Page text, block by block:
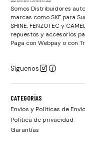
Somos Distribuidores
marcas como SKF para
SHINE, FENZOTEC y
repuestos y accesorios
Paga con Webpay o con
Síguenos
CATEGORÍAS
Envíos y Políticas de
Política de privacidad
Garantías